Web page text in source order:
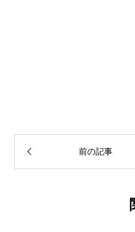
前の記事